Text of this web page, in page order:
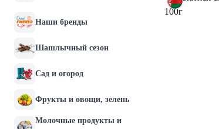
Наши бренды
Шашлычный сезон
Сад и огород
Фрукты и овощи, зелень
Молочные продукты и